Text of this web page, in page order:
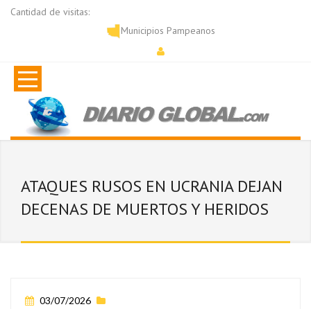
Cantidad de visitas:
Municipios Pampeanos
ATAQUES RUSOS EN UCRANIA DEJAN
DECENAS DE MUERTOS Y HERIDOS
03/07/2026